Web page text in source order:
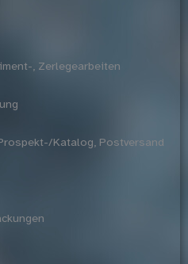
, Zerlegearbeiten
Katalog, Postversand